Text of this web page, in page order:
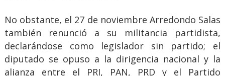
No obstante, el 27 de noviembre Arredondo Salas
también renunció a su militancia partidista,
declarándose como legislador sin partido; el
diputado se opuso a la dirigencia nacional y la
alianza entre el PRI, PAN, PRD y el Partido